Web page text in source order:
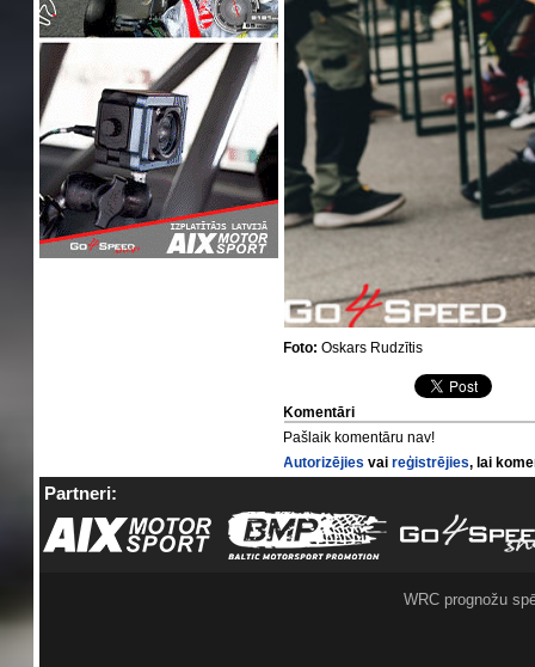
Foto: Oskars Rudzītis
Komentāri
Pašlaik komentāru nav!
Autorizējies vaireģistrējies, lai
Partneri:
WRC prognožu